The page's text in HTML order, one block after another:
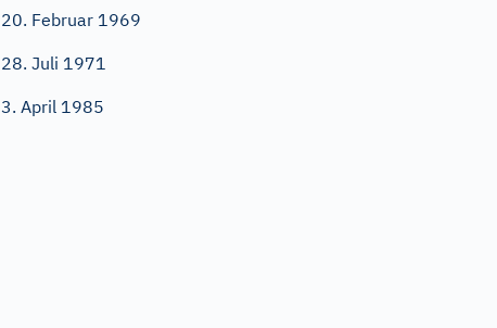
20. Februar 1969
28. Juli 1971
3. April 1985